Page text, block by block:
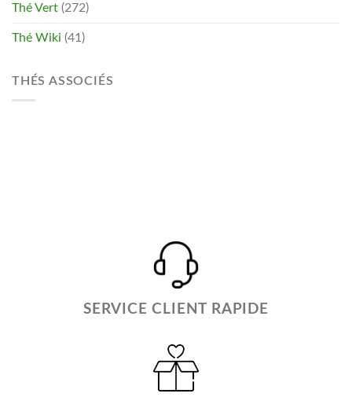
Thé Vert (272)
Thé Wiki (41)
THÉS ASSOCIÉS
SERVICE CLIENT RAPIDE